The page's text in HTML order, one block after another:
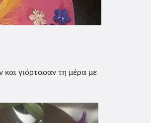
και γιόρτασαν τη μέρα με